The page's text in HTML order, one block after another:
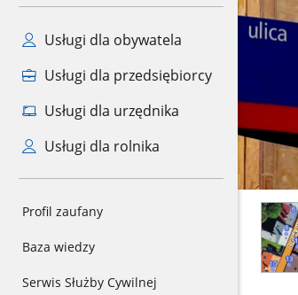
Usługi dla obywatela
Usługi dla przedsiębiorcy
Usługi dla urzędnika
Usługi dla rolnika
Profil zaufany
Baza wiedzy
Serwis Służby Cywilnej
Mini
-